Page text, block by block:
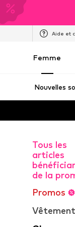
Aide et
Femme
Nouvelles
Tous les
articles
de la
Promos